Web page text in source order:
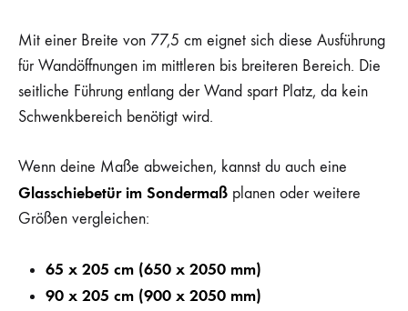
Mit einer Breite von 77,5 cm eignet sich diese Ausführung
für Wandöffnungen im mittleren bis breiteren Bereich. Die
seitliche Führung entlang der Wand spart Platz, da kein
Schwenkbereich benötigt wird.
Wenn deine Maße abweichen, kannst du auch eine
Glasschiebetür im Sondermaß planen oder weitere
Größen vergleichen:
65 x 205 cm (650 x 2050 mm)
90 x 205 cm (900 x 2050 mm)